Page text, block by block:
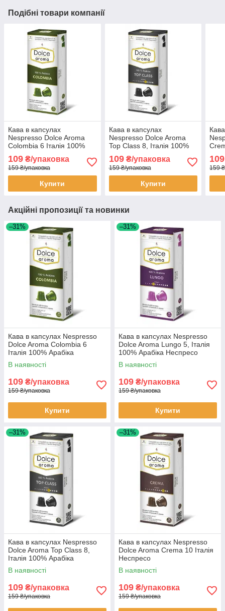
Подібні товари компанії
Кава в капсулах
Nespresso Dolce Aroma
Colombia 6 Італія 100%
109 ₴/упаковка
159 ₴/упаковка
Купити
Кава в капсулах
Nespresso Dolce Aroma
Top Class 8, Італія 100%
109₴/упаковка
159 ₴/упаковка
Купити
109
159
Акційні пропозиції та новинки
–31%
Кава в капсулах Nespresso
Dolce Aroma Colombia 6
Італія 100% Арабіка
Неспресо
В наявності
109 ₴/упаковка
159 ₴/упаковка
Купити
–31%
Кава в капсулах Nespresso
Dolce Aroma Lungo 5, Італія
100% Арабіка Неспресо
В наявності
109 ₴/упаковка
159 ₴/упаковка
Купити
–31%
Кава в капсулах Nespresso
Dolce Aroma Top Class 8,
Італія 100% Арабіка
Неспресо
В наявності
109 ₴/упаковка
159 ₴/упаковка
–31%
Кава в капсулах Nespresso
Dolce Aroma Crema 10 Італія
Неспресо
В наявності
109 ₴/упаковка
159 ₴/упаковка